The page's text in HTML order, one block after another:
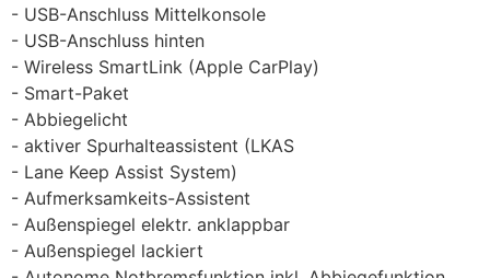
USB-Anschluss Mittelkonsole
USB-Anschluss hinten
Wireless SmartLink (Apple CarPlay)
Smart-Paket
Abbiegelicht
aktiver Spurhalteassistent (LKAS
Lane Keep Assist System)
Aufmerksamkeits-Assistent
Außenspiegel elektr. anklappbar
Außenspiegel lackiert